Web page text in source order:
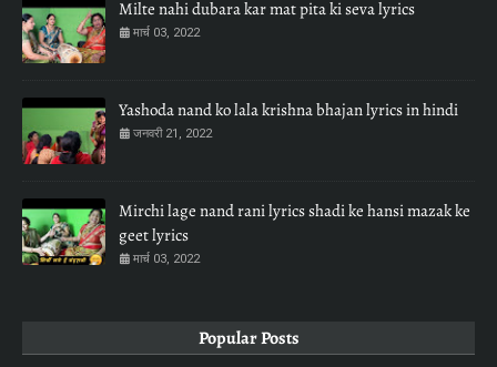
Milte nahi dubara kar mat pita ki seva lyrics
मार्च 03, 2022
Yashoda nand ko lala krishna bhajan lyrics in hindi
जनवरी 21, 2022
Mirchi lage nand rani lyrics shadi ke hansi mazak ke
geet lyrics
मार्च 03, 2022
Popular Posts